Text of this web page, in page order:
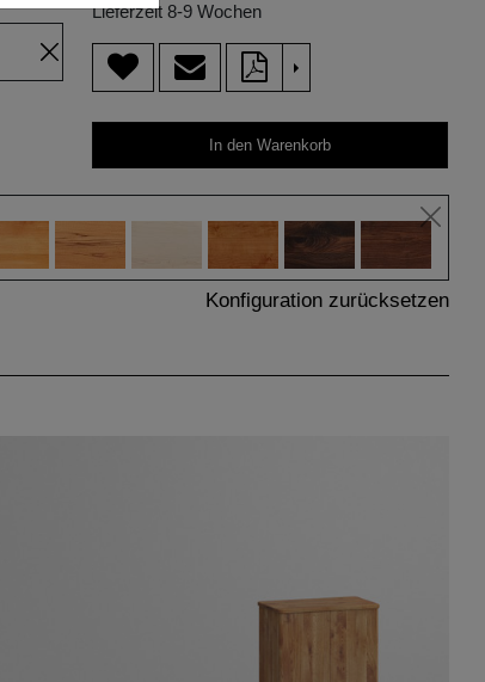
Lieferzeit 8-9 Wochen
>
In den Warenkorb
Konfiguration zurücksetzen